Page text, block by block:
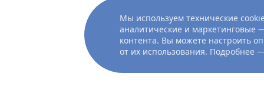
и прекрасными
и упражняться в
Мы используем технические
аналитические и маркетинговые
контента. Вы можете настроить
от их использования. Подробнее